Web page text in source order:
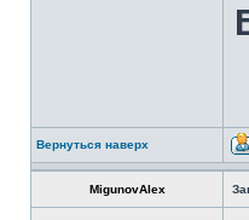
Вернуться наверх
MigunovAlex